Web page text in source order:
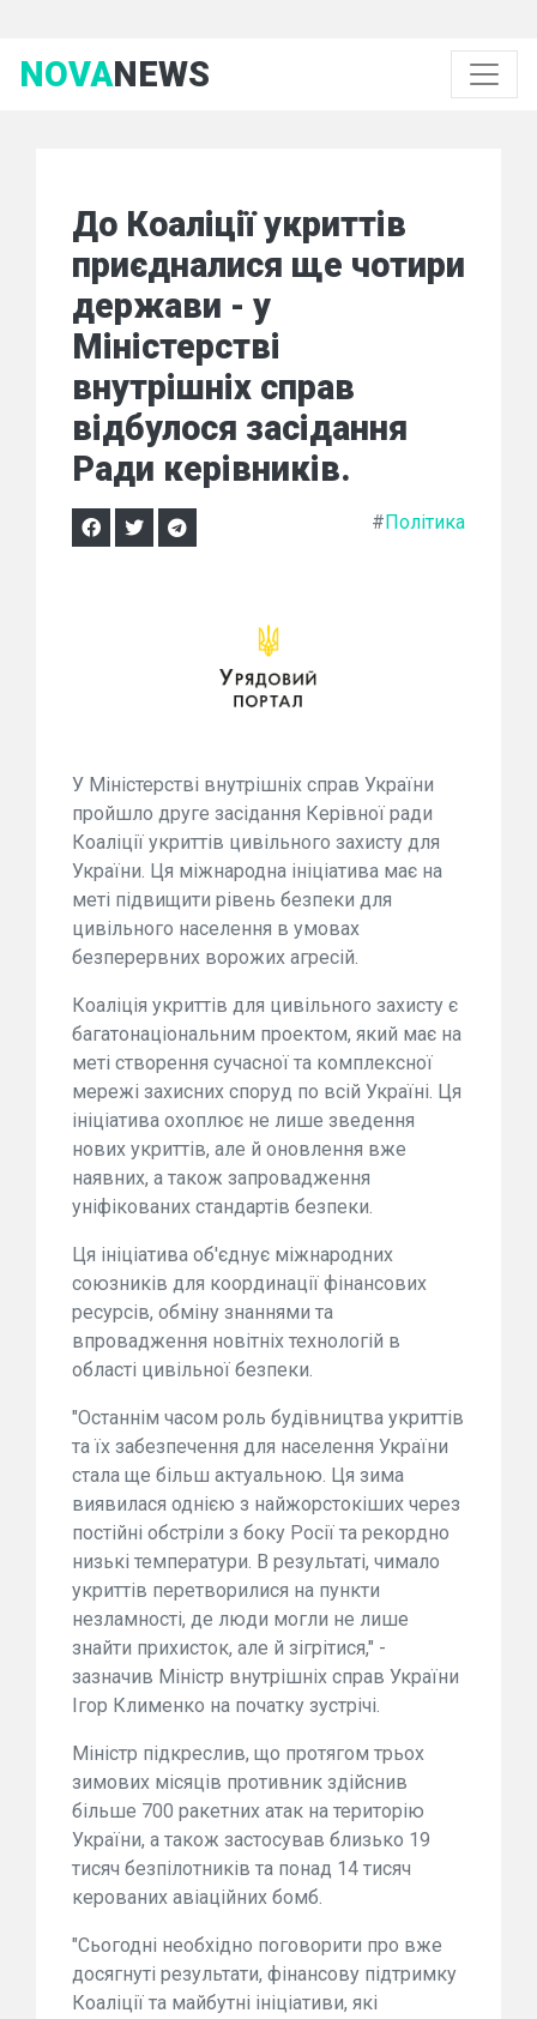
NOVANEWS
До Коаліції укриттів
приєдналися ще чотири
держави - у
Міністерстві
внутрішніх справ
відбулося засідання
Ради керівників.
#Політика
У Міністерстві внутрішніх справ України
пройшло друге засідання Керівної ради
Коаліції укриттів цивільного захисту для
України. Ця міжнародна ініціатива має на
меті підвищити рівень безпеки для
цивільного населення в умовах
безперервних ворожих агресій.
Коаліція укриттів для цивільного захисту є
багатонаціональним проектом, який має на
меті створення сучасної та комплексної
мережі захисних споруд по всій Україні. Ця
ініціатива охоплює не лише зведення
нових укриттів, але й оновлення вже
наявних, а також запровадження
уніфікованих стандартів безпеки.
Ця ініціатива об'єднує міжнародних
союзників для координації фінансових
ресурсів, обміну знаннями та
впровадження новітніх технологій в
області цивільної безпеки.
"Останнім часом роль будівництва укриттів
та їх забезпечення для населення України
стала ще більш актуальною. Ця зима
виявилася однією з найжорстокіших через
постійні обстріли з боку Росії та рекордно
низькі температури. В результаті, чимало
укриттів перетворилися на пункти
незламності, де люди могли не лише
знайти прихисток, але й зігрітися," -
зазначив Міністр внутрішніх справ України
Ігор Клименко на початку зустрічі.
Міністр підкреслив, що протягом трьох
зимових місяців противник здійснив
більше 700 ракетних атак на територію
України, а також застосував близько 19
тисяч безпілотників та понад 14 тисяч
керованих авіаційних бомб.
"Сьогодні необхідно поговорити про вже
досягнуті результати, фінансову підтримку
Коаліції та майбутні ініціативи, які